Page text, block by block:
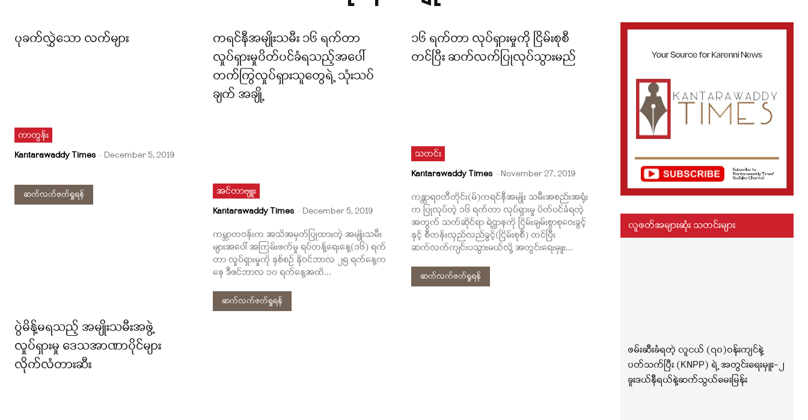
ပုခက်လွှဲသော လက်များ
ကာတွန်း
Kantarawaddy Times - December 5, 2019
ဆက်လက်ဖတ်ရှုရန်
ကရင်နီအမျိုးသမီး ၁၆ ရက်တာ
လှုပ်ရှားမှုပိတ်ပင်ခံရသည့်အပေါ်
တက်ကြွလှုပ်ရှားသူတွေရဲ့ သုံးသပ်
ချက် အချို့
အင်တာဗျူး
Kantarawaddy Times - December 5, 2019
ကမ္ဘာတဝန်းက အသိအမှတ်ပြုထားတဲ့ အမျိုးသမီး
များအပေါ် အကြမ်းဖက်မှု ရပ်တန့်ရေးနေ့(၁၆) ရက်
တာ လှုပ်ရှားမှုကို နှစ်စဉ် နိုဝင်ဘာလ ၂၅ ရက်နေ့က
နေ ဒီဇင်ဘာလ ၁၀ ရက်နေ့အထိ...
ဆက်လက်ဖတ်ရှုရန်
၁၆ ရက်တာ လုပ်ရှားမှုကို ငြိမ်းစုစီ
တင်ပြီး ဆက်လက်ပြုလုပ်သွားမည်
သတင်း
Kantarawaddy Times - November 27, 2019
ကန္တာရဝတီတိုင်း(မ်)ကရင်နီအမျိုး သမီးအစည်းအရုံး
က ပြုလုပ်တဲ့ ၁၆ ရက်တာ လုပ်ရှားမှု ပိတ်ပင်ခံရတဲ့
အတွက် သက်ဆိုင်ရာ ရဲဌာနကို ငြိမ်းချမ်းစွာစုဝေးခွင့်
နှင့် စီတန်းလှည်လည်ခွင့်(ငြိမ်းစုစီ) တင်ပြီး
ဆက်လက်ကျင်းပသွားမယ်လို့ အတွင်းရေးမှူး...
ဆက်လက်ဖတ်ရှုရန်
ပွဲမိန့်မရသည့် အမျိုးသမီးအဖွဲ့
လှုပ်ရှားမှု ဒေသအာဏာပိုင်များ
လိုက်လံတားဆီး
လူဖတ်အများဆုံး သတင်းများ
ဖမ်းဆီးခံရတဲ့ လူငယ် (၇၀)ဝန်းကျင်နဲ့
ပတ်သက်ပြီး (KNPP) ရဲ့ အတွင်းရေးမှူး-၂
ခူးဒယ်နီရယ်နဲ့ဆက်သွယ်မေးမြန်း